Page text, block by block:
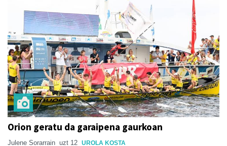
Orion geratu da garaipena gaurkoan
Julene Sorarrain uzt 12 UROLA KOSTA